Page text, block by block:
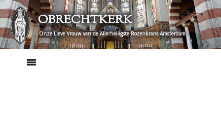
Skip
to
content
OBRECHTKERK
Onze Lieve Vrouw van de Allerheiligste Rozenkrans Amsterdam